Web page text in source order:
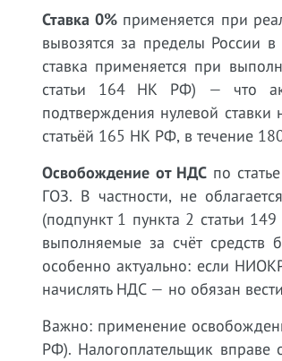
Ставка 0% применяется при
вывозятся за пределы России
ставка применяется при
статьи 164 НК РФ) — что
подтверждения нулевой
статьёй 165 НК РФ, в течение
Освобождение от НДС по
ГОЗ. В частности, не
(подпункт 1 пункта 2 статьи
выполняемые за счёт
особенно актуально: если
начислять НДС — но обязан
Важно: применение
РФ). Налогоплательщик вправе